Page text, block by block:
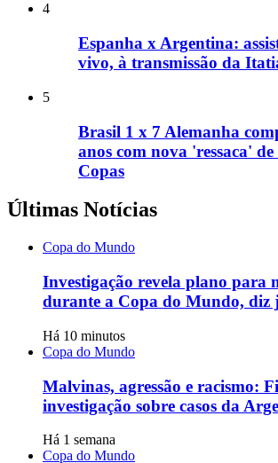
4
Espanha x Argentina:
vivo, à transmissão da
5
Brasil 1 x 7 Alemanha
anos com nova 'ressaca'
Copas
Últimas Notícias
Copa do Mundo
Investigação revela plano para
durante a Copa do Mundo, diz
Há 10 minutos
Copa do Mundo
Malvinas, agressão e racismo:
investigação sobre casos da
Há 1 semana
Copa do Mundo